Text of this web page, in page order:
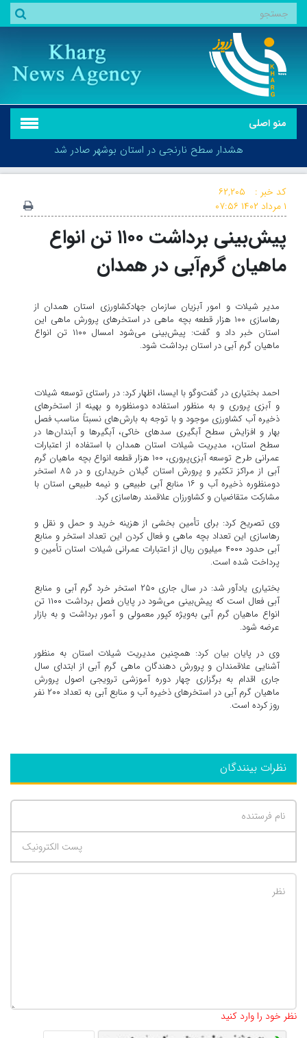
منو اصلی
هشدار سطح نارنجی در استان بوشهر صادر شد
هشدار سطح نارنجی در استان بوشهر صادر شد
کد خبر :
۶۲,۲۰۵
۱ مرداد ۱۴۰۲
۰۷:۵۶
پیش‌بینی برداشت ۱۱۰۰ تن انواع
ماهیان گرم‌آبی در همدان
مدیر شیلات و امور آبزیان سازمان جهادکشاورزی استان همدان از
رهاسازی ۱۰۰ هزار قطعه بچه ماهی در استخرهای پرورش ماهی این
استان خبر داد و گفت: پیش‌بینی می‌شود امسال ۱۱۰۰ تن انواع
ماهیان گرم آبی در استان برداشت شود.
احمد بختیاری در گفت‌وگو با ایسنا، اظهار کرد: در راستای توسعه شیلات
و آبزی پروری و به منظور استفاده دومنظوره و بهینه از استخرهای
ذخیره آب کشاورزی موجود و با توجه به بارش‌های نسبتاً مناسب فصل
بهار و افزایش سطح آبگیری سدهای خاکی، آبگیرها و آبندان‌ها در
سطح استان، مدیریت شیلات استان همدان با استفاده از اعتبارات
عمرانی طرح توسعه آبزی‌پروری، ۱۰۰ هزار قطعه انواع بچه ماهیان گرم
آبی از مراکز تکثیر و پرورش استان گیلان خریداری و در ۸۵ استخر
دومنظوره ذخیره آب و ۱۶ منابع آبی طبیعی و نیمه طبیعی استان با
مشارکت متقاضیان و کشاورزان علاقمند رهاسازی کرد.
وی تصریح کرد: برای تأمین بخشی از هزینه خرید و حمل و نقل و
رهاسازی این تعداد بچه ماهی و فعال کردن این تعداد استخر و منابع
آبی حدود ۴۰۰۰ میلیون ریال از اعتبارات عمرانی شیلات استان تأمین و
پرداخت شده است.
بختیاری یادآور شد: در سال جاری ۲۵۰ استخر خرد گرم آبی و منابع
آبی فعال است که پیش‌بینی می‌شود در پایان فصل برداشت ۱۱۰۰ تن
انواع ماهیان گرم آبی به‌ویژه کپور معمولی و آمور برداشت و به بازار
عرضه شود.
وی در پایان بیان کرد: همچنین مدیریت شیلات استان به منظور
آشنایی علاقمندان و پرورش دهندگان ماهی گرم آبی از ابتدای سال
جاری اقدام به برگزاری چهار دوره آموزشی ترویجی اصول پرورش
ماهیان گرم آبی در استخرهای ذخیره آب و منابع آبی به تعداد ۲۰۰ نفر
روز کرده است.
نظرات بینندگان
نظر خود را وارد کنید